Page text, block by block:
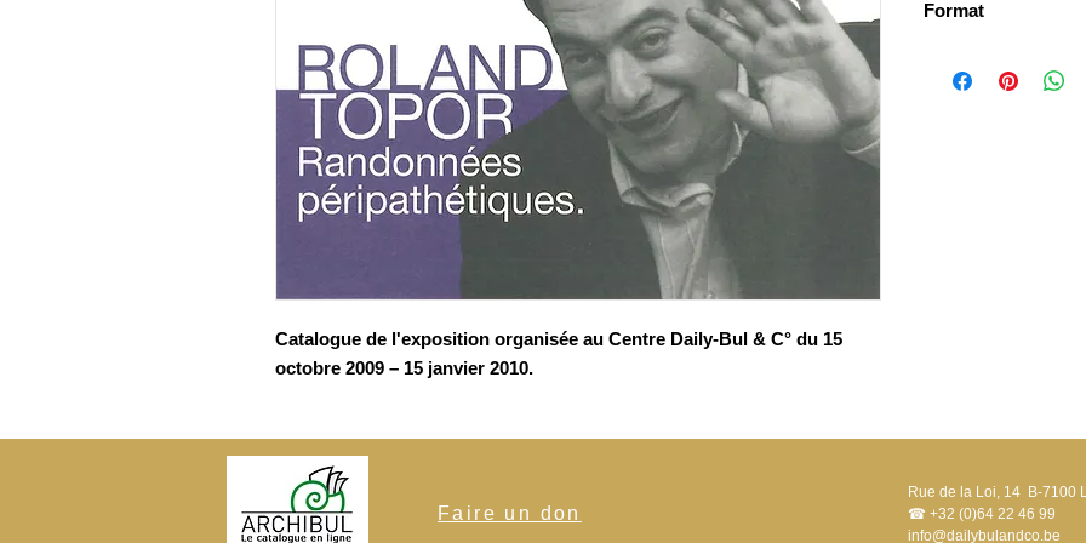
Catalogue de l'exposition organisée au Centre Daily-Bul & C° du 15
octobre 2009 – 15 janvier 2010.
Format
Faire un don
Rue de la Loi, 14 B-7100
☎ +32 (0)64 22 46 99
info@dailybulandco.be